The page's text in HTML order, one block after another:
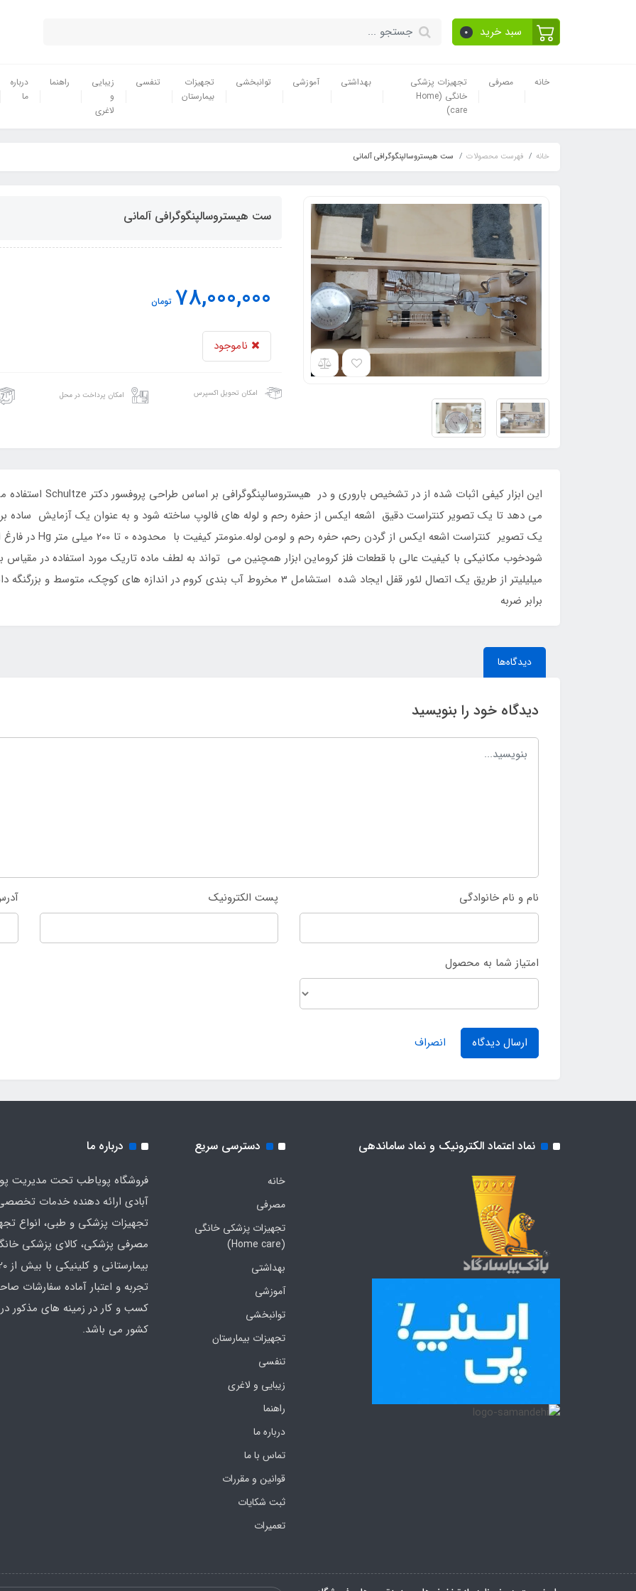
سبد خرید 0
خانه مصرفی
تجهیزات پزشکی
خانگی (Home
care)
بهداشتی آموزشی توانبخشی
تجهیزات
بیمارستان
تنفسی
زیبایی
و
لاغری
راهنما
درباره
ما
خانه فهرست محصولات ست هیستروسالپنگوگرافی آلمانی
ست هیستروسالپنگوگرافی آلمانی
78,000,000 تومان
ناموجود
امکان تحویل اکسپرس امکان پرداخت در محل
می دهد تا یک تصویر کنتراست دقیق اشعه ایکس از حفره رحم و لوله های فالوپ ساخته شود و به عنوان یک آزمایش ساده
میلیلیتر از طریق یک اتصال لئور قفل ایجاد شده استشامل 3 مخروط آب بندی کروم در اندازه
برابر ضربه
دیدگاه‌ها
دیدگاه خود را بنویسید
نام و نام خانوادگی پست الکترونیک
امتیاز شما به محصول
ارسال دیدگاه انصراف
نماد اعتماد الکترونیک و نماد ساماندهی دسترسی سریع
خانه
مصرفی
تجهیزات پزشکی خانگی
(Home care)
بهداشتی
آموزشی
توانبخشی
تجهیزات بیمارستان
تنفسی
زیبایی و لاغری
راهنما
درباره ما
تماس با ما
قوانین و مقررات
ثبت شکایات
تعمیرات
درباره ما
فروشگاه پویاطب تحت مدیریت
آبادی ارائه دهنده خدمات
تجهیزات پزشکی و طبی، انواع
مصرفی پزشکی، کالای پزشکی
تجربه و اعتبار آماده سفارشات
کسب و کار در زمینه های مذکور
کشور می باشد.